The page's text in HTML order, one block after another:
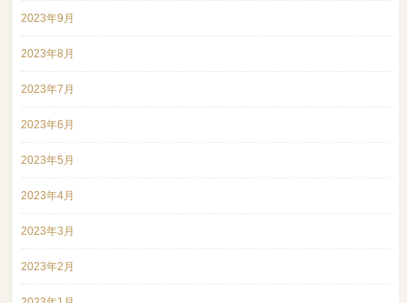
2023年9月
2023年8月
2023年7月
2023年6月
2023年5月
2023年4月
2023年3月
2023年2月